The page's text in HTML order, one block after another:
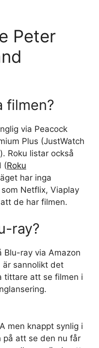
Peter
filmen?
via Peacock
Plus (JustWatch
Roku listar också
(Roku
har inga
Netflix, Viaplay
de har filmen.
ray?
Blu-ray via Amazon
är sannolikt det
tittare att se filmen i
men knappt synlig i
på att se den nu får